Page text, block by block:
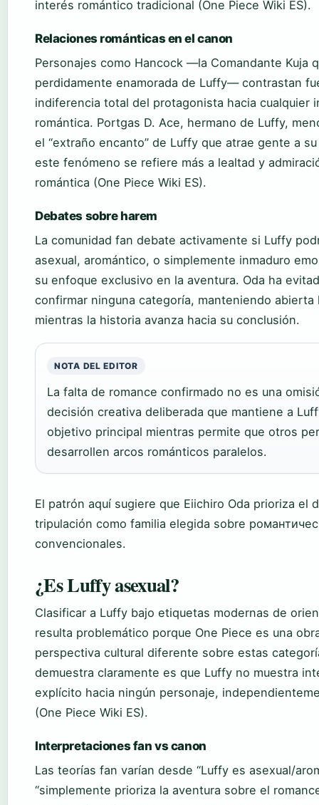
interés romántico tradicional (One Piece Wiki ES).
Relaciones románticas en el canon
Personajes como Hancock —la Comandante Kuja
perdidamente enamorada de Luffy— contrastan
indiferencia total del protagonista hacia cualquier
romántica. Portgas D. Ace, hermano de Luffy,
el “extraño encanto” de Luffy que atrae gente a
este fenómeno se refiere más a lealtad y
romántica (One Piece Wiki ES).
Debates sobre harem
La comunidad fan debate activamente si Luffy
asexual, aromántico, o simplemente inmaduro
su enfoque exclusivo en la aventura. Oda ha
confirmar ninguna categoría, manteniendo
mientras la historia avanza hacia su conclusión.
NOTA DEL EDITOR
La falta de romance confirmado no es una
decisión creativa deliberada que mantiene a
objetivo principal mientras permite que otros
desarrollen arcos románticos paralelos.
El patrón aquí sugiere que Eiichiro Oda prioriza el
tripulación como familia elegida sobre
convencionales.
¿Es Luffy asexual?
Clasificar a Luffy bajo etiquetas modernas de
resulta problemático porque One Piece es una
perspectiva cultural diferente sobre estas
demuestra claramente es que Luffy no muestra
explícito hacia ningún personaje,
(One Piece Wiki ES).
Interpretaciones fan vs canon
Las teorías fan varían desde “Luffy es asexual/
“simplemente prioriza la aventura sobre el